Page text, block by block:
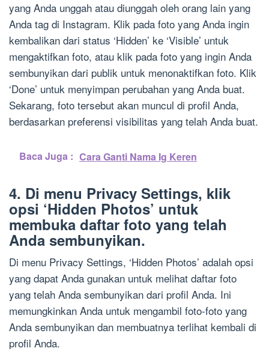
yang Anda unggah atau diunggah oleh orang lain yang
Anda tag di Instagram. Klik pada foto yang Anda ingin
kembalikan dari status ‘Hidden’ ke ‘Visible’ untuk
mengaktifkan foto, atau klik pada foto yang ingin Anda
sembunyikan dari publik untuk menonaktifkan foto. Klik
‘Done’ untuk menyimpan perubahan yang Anda buat.
Sekarang, foto tersebut akan muncul di profil Anda,
berdasarkan preferensi visibilitas yang telah Anda buat.
Baca Juga : Cara Ganti Nama Ig Keren
4. Di menu Privacy Settings, klik
opsi ‘Hidden Photos’ untuk
membuka daftar foto yang telah
Anda sembunyikan.
Di menu Privacy Settings, ‘Hidden Photos’ adalah opsi
yang dapat Anda gunakan untuk melihat daftar foto
yang telah Anda sembunyikan dari profil Anda. Ini
memungkinkan Anda untuk mengambil foto-foto yang
Anda sembunyikan dan membuatnya terlihat kembali di
profil Anda.